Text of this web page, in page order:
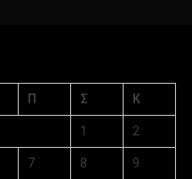
Π Σ Κ
1 2
7 8 9